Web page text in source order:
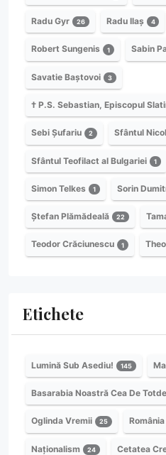
Radu Gyr 26 Radu Ilaș 4
Robert Sungenis 1 Sabin
Savatie Baștovoi 3
† P.S. Sebastian, Episcopul
Sebi Șufariu 2 Sfântul
Sfântul Teofilact al Bulgariei 1
Simon Telkes 1 Sorin
Ștefan Plămădeală 22
Teodor Crăciunescu 1
Etichete
Lumină Sub Asediu! 145
Basarabia Noastră Cea De
Oglinda Vremii 25
Naționalism 24 Cetatea